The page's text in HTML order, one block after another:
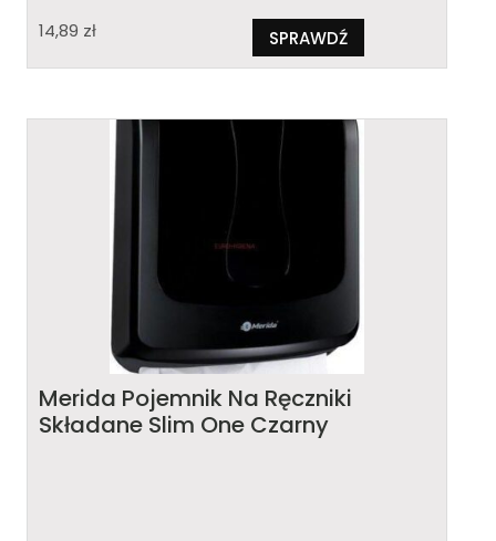
14,89 zł SPRAWDŹ
Merida Pojemnik Na Ręczniki
Składane Slim One Czarny